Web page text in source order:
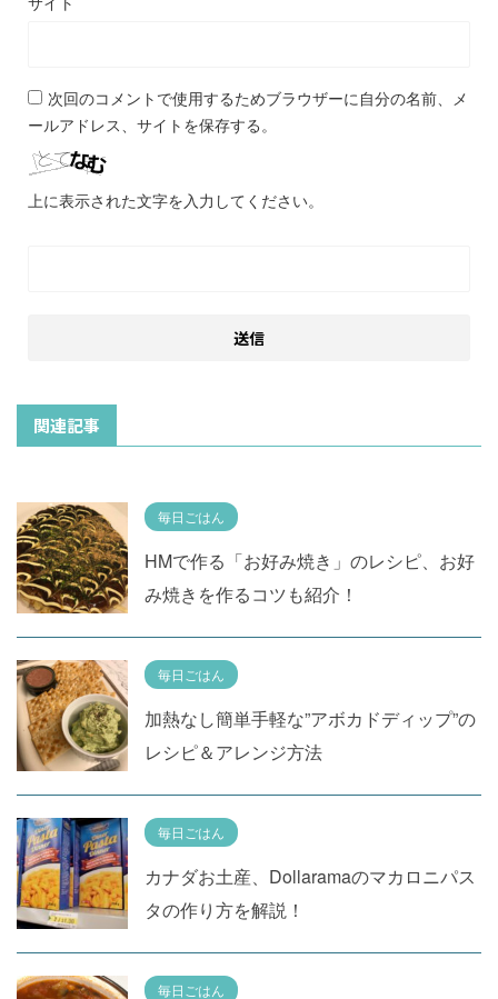
次回のコメントで使用するためブラウザーに自分の名前、メ
ールアドレス、サイトを保存する。
上に表示された文字を入力してください。
関連記事
毎日ごはん
HMで作る「お好み焼き」のレシピ、お好
み焼きを作るコツも紹介！
毎日ごはん
加熱なし簡単手軽な”アボカドディップ”の
レシピ＆アレンジ方法
毎日ごはん
カナダお土産、Dollaramaのマカロニパス
タの作り方を解説！
毎日ごはん